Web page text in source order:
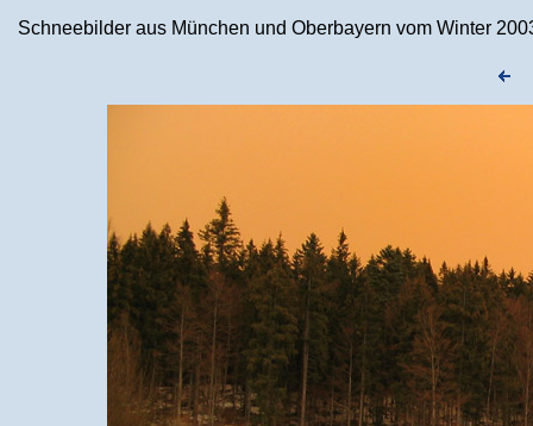
Schneebilder aus München und Oberbayern vom Winter